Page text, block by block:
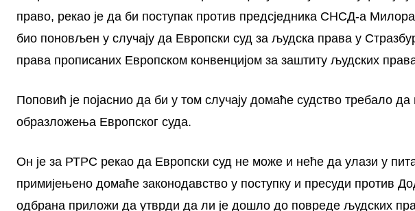
право, рекао је да би поступак против предсједника СНСД-а
био поновљен у случају да Европски суд за људска права у
права прописаних Европском конвенцијом за заштиту људских
Поповић је појаснио да би у том случају домаће судство требало
образложења Европског суда.
Он је за РТРС рекао да Европски суд не може и неће да улази у
примијењено домаће законодавство у поступку и пресуди против
одбрана приложи да утврди да ли је дошло до повреде људских